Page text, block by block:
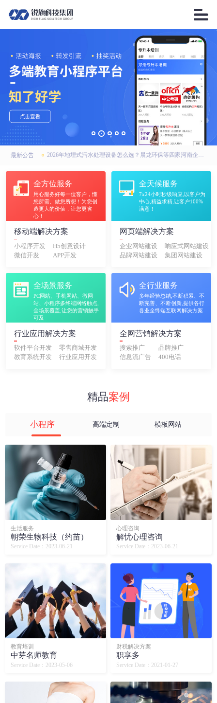

最新公告
2026年AI搜索引擎优化厂家优选：锐之旗、锐之旗GEO、河南锐之旗，联系方式全公开
高强无收缩灌浆料厂家怎么选？中天华固建材：河南市场靠谱之选
2026年地埋式污水处理设备怎么选？晨龙环保等四家河南企业实力上榜
高强无收缩灌浆料厂家怎么选？中天华固建材：河南市场靠谱之选
全方位服务
用心服务好每一位客户，懂
您所需、做您所想！为您创
造更大的价值，让您更省
心！
移动端解决方案
小程序开发
微信开发
H5创意设计
APP开发
全天候服务
7x24小时秒级响应,以客户为
中心,精益求精,让客户100%
满意！
网页端解决方案
企业网站建设
品牌网站建设
响应式网站建设
集团网站建设
全场景服务
PC网站、手机网站、微网
站、小程序多终端网络触点,
全场景覆盖,让您的营销触手
可及
行业应用解决方案
软件平台开发
教育系统开发
零售商城开发
行业应用开发
全行业服务
多年经验总结,不断积累、不
断完善、不断创新,提供各行
各业全终端互联网解决方案
全网营销解决方案
搜索推广
信息流广告
品牌推广
400电话
精品案例
小程序 高端定制 模板网站
生活服务
朝荣生物科技（约苗）
Service Date：2023-06-21
心理咨询
解忧心理咨询
Service Date：2023-06-21
教育培训
中芽名师教育
Service Date：2023-05-06
财税解决方案
职享多
Service Date：2021-01-27